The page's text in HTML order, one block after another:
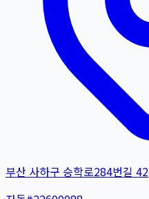
부산 사하구 승학로284번길 42